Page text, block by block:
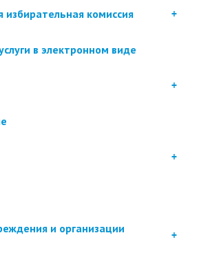
избирательная комиссия
в электронном виде
и организации